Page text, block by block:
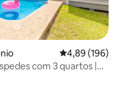
5, 161 avaliações
4,89 de uma
4,89 (196)
com 3 quartos |